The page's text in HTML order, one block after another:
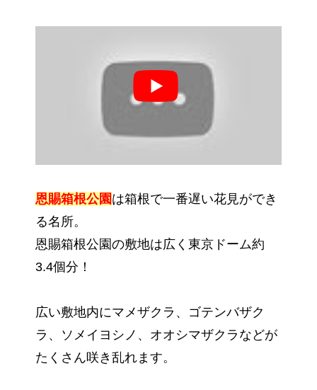
恩賜箱根公園は箱根で一番遅い花見ができ
る名所。
恩賜箱根公園の敷地は広く東京ドーム約
3.4個分！
広い敷地内にマメザクラ、ゴテンバザク
ラ、ソメイヨシノ、オオシマザクラなどが
たくさん咲き乱れます。